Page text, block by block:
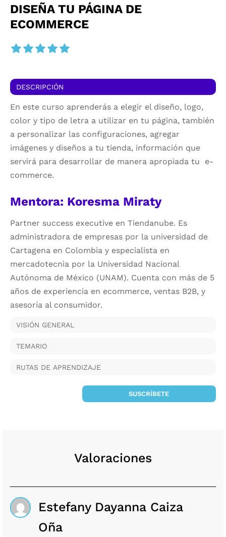
DISEÑA TU PÁGINA DE
ECOMMERCE
DESCRIPCIÓN
En este curso aprenderás a elegir el diseño, logo,
color y tipo de letra a utilizar en tu página, también
a personalizar las configuraciones, agregar
imágenes y diseños a tu tienda, información que
servirá para desarrollar de manera apropiada tu e-
commerce.
Mentora: Koresma Miraty
Partner success executive en Tiendanube. Es
administradora de empresas por la universidad de
Cartagena en Colombia y especialista en
mercadotecnia por la Universidad Nacional
Autónoma de México (UNAM). Cuenta con más de 5
años de experiencia en ecommerce, ventas B2B, y
asesoría al consumidor.
VISIÓN GENERAL
TEMARIO
RUTAS DE APRENDIZAJE
SUSCRÍBETE
Valoraciones
Estefany Dayanna Caiza
Oña